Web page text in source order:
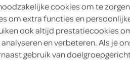
cookies om te
om extra functies en
ook altijd prestatiecookies
en verbeteren. Als je
gebruik van